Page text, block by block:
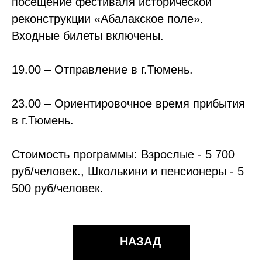
реконструкции «Абалакское поле».
Входные билеты включены.
19.00 – Отправление в г.Тюмень.
23.00 – Ориентировочное время прибытия
в г.Тюмень.
Стоимость программы: Взрослые - 5 700
руб/человек., Школькини и пенсионеры - 5
500 руб/человек.
НАЗАД